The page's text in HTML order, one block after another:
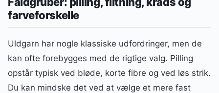
farveforskelle
Uldgarn har nogle klassiske udfordringer, men de
kan ofte forebygges med de rigtige valg. Pilling
opstår typisk ved bløde, korte fibre og ved løs strik.
Du kan mindske det ved at vælge et mere fast